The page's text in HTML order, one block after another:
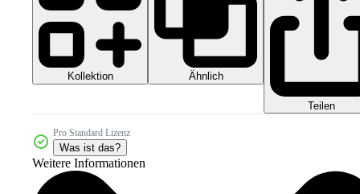
Kollektion Ähnlich
Teilen
Pro Standard Lizenz
Was ist das?
Weitere Informationen